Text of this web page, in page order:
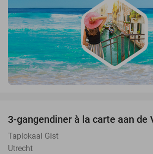
3-gangendiner à la carte aan de
Taplokaal Gist
Utrecht